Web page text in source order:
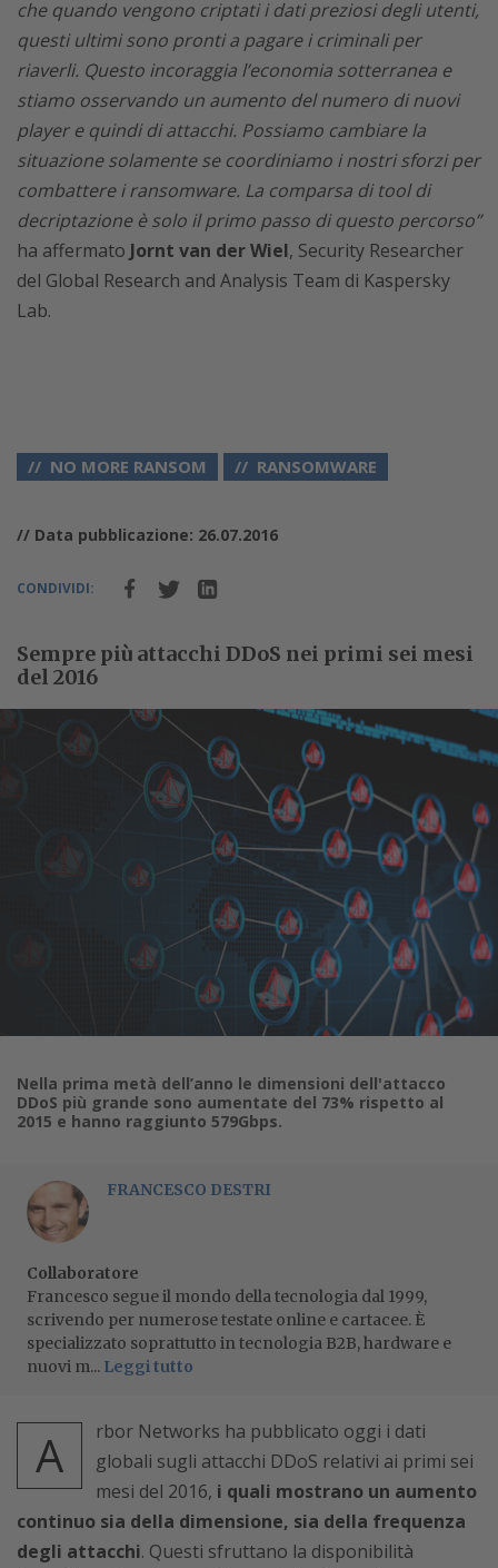
che quando vengono criptati i dati preziosi degli utenti,
questi ultimi sono pronti a pagare i criminali per
riaverli. Questo incoraggia l’economia sotterranea e
stiamo osservando un aumento del numero di nuovi
player e quindi di attacchi. Possiamo cambiare la
situazione solamente se coordiniamo i nostri sforzi per
combattere i ransomware. La comparsa di tool di
decriptazione è solo il primo passo di questo percorso”
ha affermato Jornt van der Wiel, Security Researcher
del Global Research and Analysis Team di Kaspersky
Lab.
NO MORE RANSOM RANSOMWARE
// Data pubblicazione: 26.07.2016
CONDIVIDI:
Sempre più attacchi DDoS nei primi sei mesi
del 2016
Nella prima metà dell’anno le dimensioni dell'attacco
DDoS più grande sono aumentate del 73% rispetto al
2015 e hanno raggiunto 579Gbps.
FRANCESCO DESTRI
Collaboratore
Francesco segue il mondo della tecnologia dal 1999,
scrivendo per numerose testate online e cartacee. È
specializzato soprattutto in tecnologia B2B, hardware e
nuovi m... Leggi tutto
A
rbor Networks ha pubblicato oggi i dati
globali sugli attacchi DDoS relativi ai primi sei
mesi del 2016, i quali mostrano un aumento
continuo sia della dimensione, sia della frequenza
degli attacchi. Questi sfruttano la disponibilità